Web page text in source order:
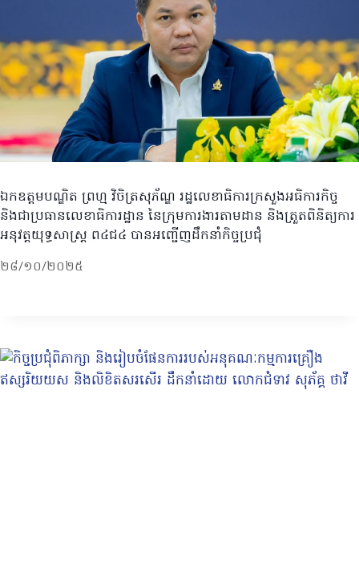
ឯកឧត្តមបណ្ឌិត ព្រហ្ម វិចិត្រសុភ័ណ្ឌ រដ្ឋលេខាធិការក្រសួងអធិការកិច្ច
និងជាប្រធានលេខាធិការដ្ឋាន នៃក្រុមការងារតាមដាន និងត្រួតពិនិត្យការ
អនុវត្តយុទ្ធសាស្រ្ត ព៤ជ៤ បានអញ្ជើញដឹកនាំកិច្ចប្រជុំ
២៨/១០/២០២៥